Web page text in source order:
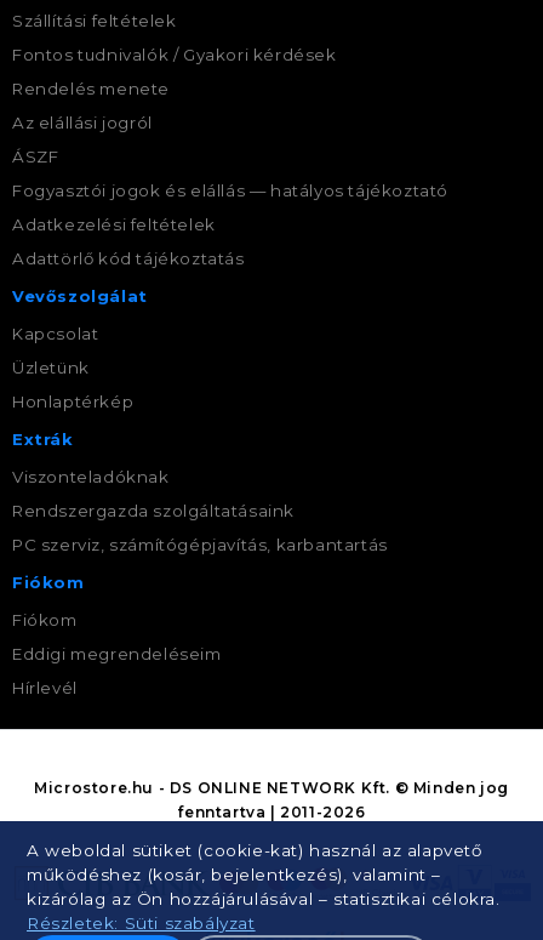
Szállítási feltételek
Fontos tudnivalók / Gyakori kérdések
Rendelés menete
Az elállási jogról
ÁSZF
Fogyasztói jogok és elállás — hatályos tájékoztató
Adatkezelési feltételek
Adattörlő kód tájékoztatás
Vevőszolgálat
Kapcsolat
Üzletünk
Honlaptérkép
Extrák
Viszonteladóknak
Rendszergazda szolgáltatásaink
PC szerviz, számítógépjavítás, karbantartás
Fiókom
Fiókom
Eddigi megrendeléseim
Hírlevél
A weboldal sütiket (cookie-kat) használ az alapvető
működéshez (kosár, bejelentkezés), valamint –
kizárólag az Ön hozzájárulásával – statisztikai célokra.
Részletek: Süti szabályzat
Microstore.hu - DS ONLINE NETWORK Kft. © Minden jog
fenntartva | 2011-2026